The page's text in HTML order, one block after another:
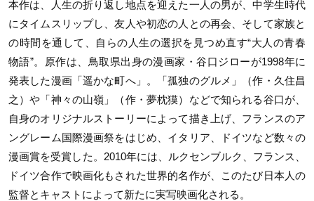
本作は、人生の折り返し地点を迎えた一人の男が、中学生時代
にタイムスリップし、友人や初恋の人との再会、そして家族と
の時間を通して、自らの人生の選択を見つめ直す“大人の青春
物語”。原作は、鳥取県出身の漫画家・谷口ジローが1998年に
発表した漫画「遥かな町へ」。「孤独のグルメ」（作・久住昌
之）や「神々の山嶺」（作・夢枕獏）などで知られる谷口が、
自身のオリジナルストーリーによって描き上げ、フランスのア
ングレーム国際漫画祭をはじめ、イタリア、ドイツなど数々の
漫画賞を受賞した。2010年には、ルクセンブルク、フランス、
ドイツ合作で映画化もされた世界的名作が、このたび日本人の
監督とキャストによって新たに実写映画化される。